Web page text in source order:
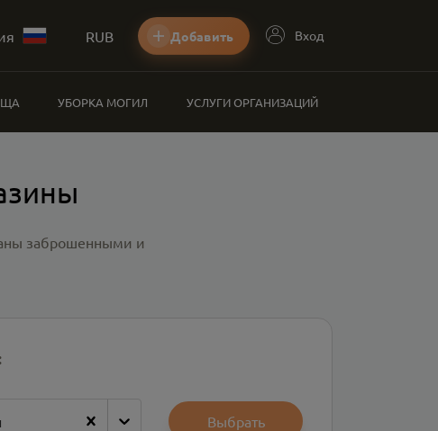
RUB Добавить Вход
УБОРКА МОГИЛ УСЛУГИ ОРГАНИЗАЦИЙ
заброшенными и
Выбрать